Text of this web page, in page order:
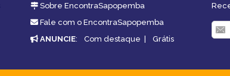
Sobre EncontraSapopemba
Fale com o EncontraSapopemba
ANUNCIE: Com destaque | Grátis